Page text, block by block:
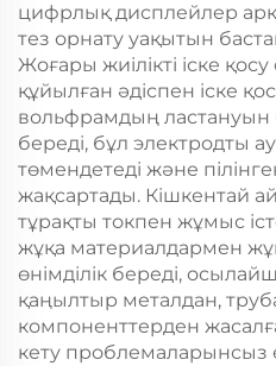
цифрлық дисплейлер
тез орнату уақытын
Жоғары жиілікті іске
құйылған әдіспен іске
вольфрамдың ластануын
береді, бұл электродты
төмендетеді және
жақсартады. Кішкентай
тұрақты токпен жұмыс
жұқа материалдармен
өнімділік береді,
қаңылтыр металдан,
компоненттерден
кету проблемаларынсыз